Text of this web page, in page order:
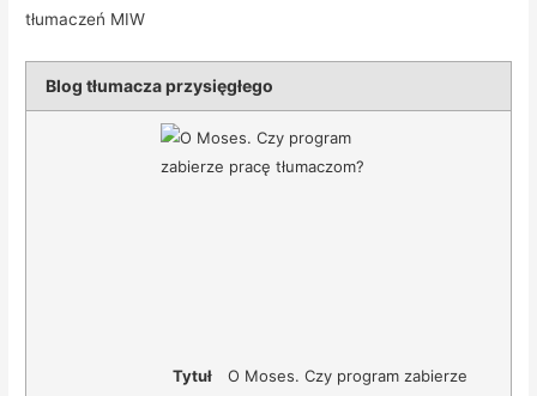
tłumaczeń MIW
Blog tłumacza przysięgłego
Tytuł
O Moses. Czy program zabierze